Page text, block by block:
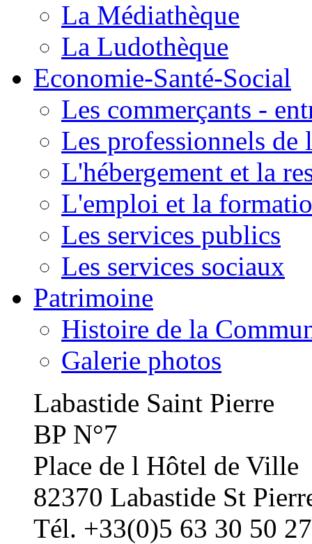
La Médiathèque
La Ludothèque
Economie-Santé-Social
Les commerçants -
Les professionnels de
L'hébergement et la
L'emploi et la
Les services publics
Les services sociaux
Patrimoine
Histoire de la
Galerie photos
Labastide Saint Pierre
BP N°7
Place de l Hôtel de Ville
82370 Labastide St
Tél. +33(0)5 63 30 50 27